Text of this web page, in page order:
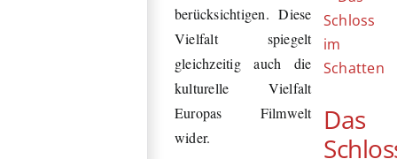
berücksichtigen. Diese
Vielfalt spiegelt
gleichzeitig auch die
kulturelle Vielfalt
Europas Filmwelt
wider.
Das